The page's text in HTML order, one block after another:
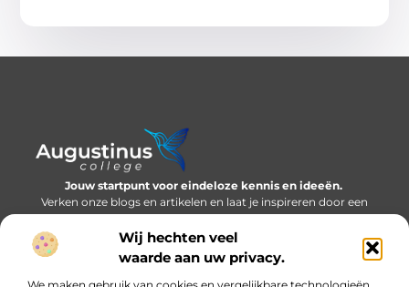
Wij hechten veel
waarde aan uw privacy.
Jouw startpunt voor eindeloze kennis en ideeën.
Verken onze blogs en artikelen en laat je inspireren door een
wereld vol inzichten.
Bericht categorie